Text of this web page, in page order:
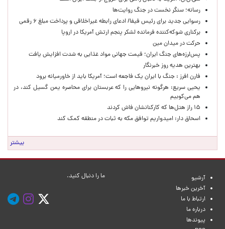
رسانه؛ سنگر نخست در جنگ روایت‌ها
رسوایی جدید برای رئیس فیفا/ ادعای رابطه غیراخلاقی و پرداخت مبلغ ۶ رقمی
برکناری شوکه‌کننده فرمانده لشکر پنجم ارتش آمریکا در اروپا
حركت در ميدان مين
پس‌لرزه‌های جنگ ایران؛ قیمت جهانی مواد غذایی به شدت افزایش یافت
بهترین هدیه روز خبرنگار
فارن افرز : جنگ با ایران یک فاجعه است؛ آمریکا باید از خاورمیانه برود
یحیی سریع: هرگونه نیروهایی را که عربستان برای محاصره یمن گسیل کند، در
هم می‌کوبیم
۱۵ راز هتل‌ها که کارکنانشان فاش کردند
اسحاق دار: امیدواریم توافق مکه به ثبات در منطقه کمک کند
بیشتر
آرشیو
آخرین خبرها
ارتباط با ما
درباره ما
پیوندها
ما را دنبال کنید.